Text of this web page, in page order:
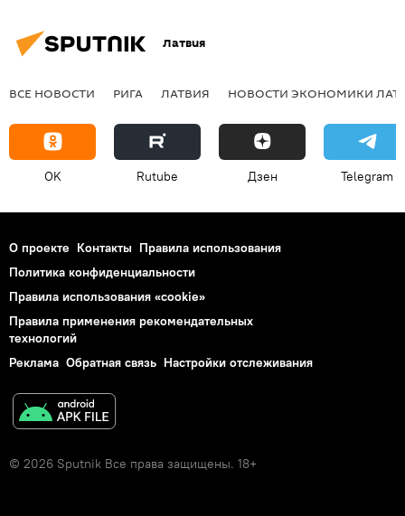
Латвия
ВСЕ НОВОСТИ РИГА ЛАТВИЯ НОВОСТИ ЭКОНОМИКИ
OK Rutube Дзен Telegram
О проекте Контакты Правила использования
Политика конфиденциальности
Правила использования «cookie»
Правила применения рекомендательных
технологий
Реклама Обратная связь Настройки отслеживания
© 2026 Sputnik Все права защищены. 18+